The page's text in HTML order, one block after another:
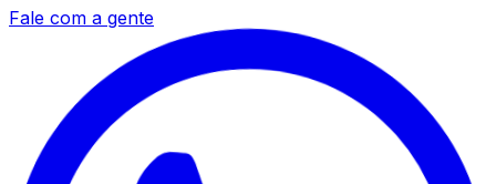
Fale com a gente